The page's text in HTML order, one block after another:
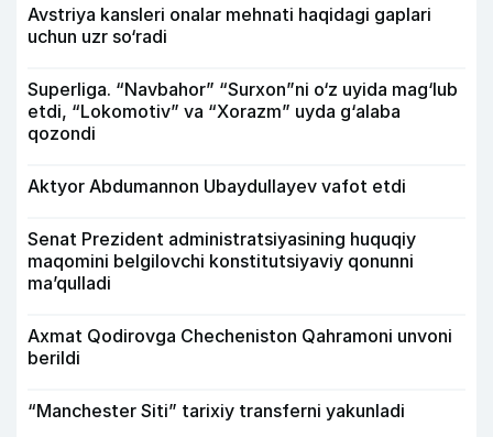
Avstriya kansleri onalar mehnati haqidagi gaplari
uchun uzr so‘radi
Superliga. “Navbahor” “Surxon”ni o‘z uyida mag‘lub
etdi, “Lokomotiv” va “Xorazm” uyda g‘alaba
qozondi
Aktyor Abdu­mannon Ubaydullayev vafot etdi
Senat Prezident administratsiyasining huquqiy
maqomini belgilovchi konstitutsiyaviy qonunni
ma’qulladi
Axmat Qodirovga Checheniston Qahramoni unvoni
berildi
“Manchester Siti” tarixiy transferni yakunladi